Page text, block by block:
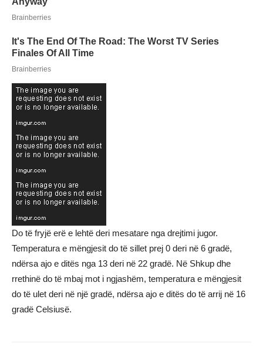
Do të fryjë erë e lehtë deri mesatare nga drejtimi jugor.
Temperatura e mëngjesit do të sillet prej 0 deri në 6 gradë,
ndërsa ajo e ditës nga 13 deri në 22 gradë. Në Shkup dhe
rrethinë do të mbaj mot i ngjashëm, temperatura e mëngjesit
do të ulet deri në një gradë, ndërsa ajo e ditës do të arrij në 16
gradë Celsiusë.